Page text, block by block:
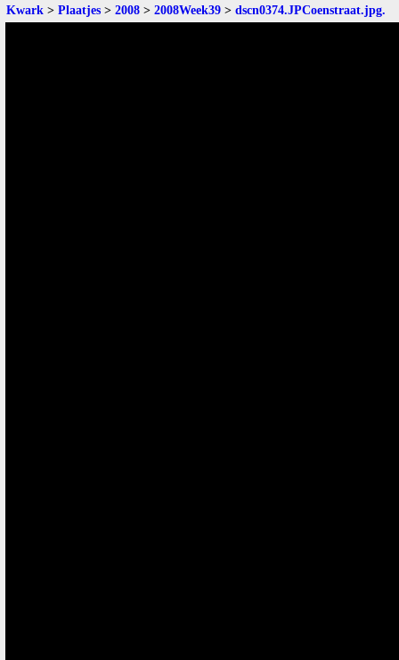
Kwark > Plaatjes > 2008 > 2008Week39 > dscn0374.JPCoenstraat.jpg.